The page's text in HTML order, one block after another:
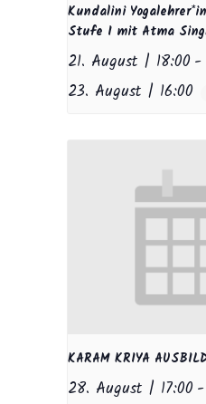
Kundalini
Stufe I mit Atma
21. August | 18:00 -
23. August | 16:00
KARAM KRIYA
28. August | 17:00 -